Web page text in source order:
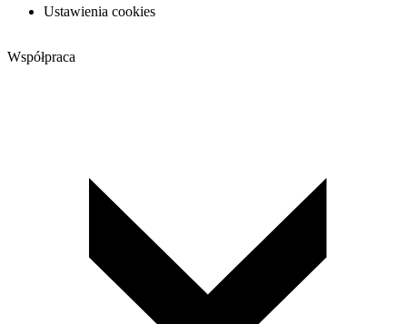
Ustawienia cookies
Współpraca